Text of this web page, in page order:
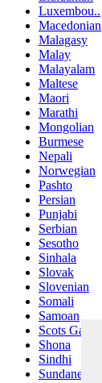
Luxembou..
Macedonian
Malagasy
Malay
Malayalam
Maltese
Maori
Marathi
Mongolian
Burmese
Nepali
Norwegian
Pashto
Persian
Punjabi
Serbian
Sesotho
Sinhala
Slovak
Slovenian
Somali
Samoan
Scots Gaelic
Shona
Sindhi
Sundanese